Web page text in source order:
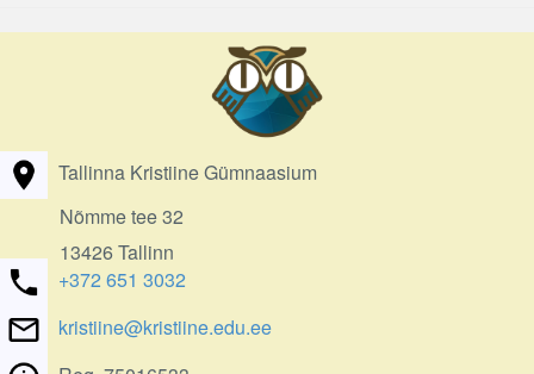
Tallinna Kristiine Gümnaasium
Nõmme tee 32
13426 Tallinn
+372 651 3032
kristiine@kristiine.edu.ee